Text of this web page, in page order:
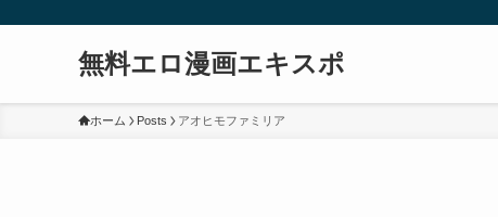
無料エロ漫画エキスポ
ホーム Posts アオヒモファミリア